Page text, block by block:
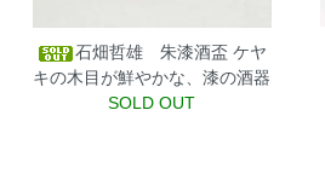
石畑哲雄 朱漆酒盃 ケヤ
キの木目が鮮やかな、漆の酒器
SOLD OUT